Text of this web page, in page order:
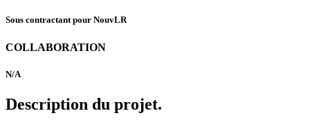
Sous contractant pour NouvLR
COLLABORATION
N/A
Description du projet.